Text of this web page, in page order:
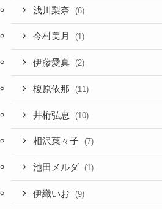
浅川梨奈 (6)
今村美月 (1)
伊藤愛真 (2)
榎原依那 (11)
井桁弘恵 (10)
相沢菜々子 (7)
池田メルダ (1)
伊織いお (9)